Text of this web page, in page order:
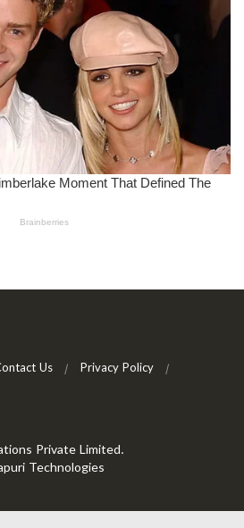
Us
Privacy Policy
Private Limited.
Technologies